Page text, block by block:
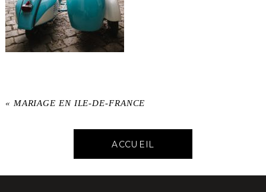
« MARIAGE EN ILE-DE-FRANCE
ACCUEIL